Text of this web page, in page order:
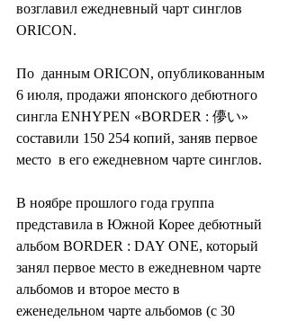
возглавил ежедневный чарт синглов
ORICON.
По  данным ORICON, опубликованным
6 июля, продажи японского дебютного
сингла ENHYPEN «BORDER : 儚い»
составили 150 254 копий, заняв первое
место  в его ежедневном чарте синглов.
В ноябре прошлого года группа
представила в Южной Корее дебютный
альбом BORDER : DAY ONE, который
занял первое место в ежедневном чарте
альбомов и второе место в
еженедельном чарте альбомов (с 30